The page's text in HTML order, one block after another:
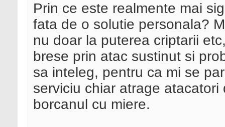
Prin ce este realmente mai
fata de o solutie personala?
nu doar la puterea criptarii
brese prin atac sustinut si
sa inteleg, pentru ca mi se
serviciu chiar atrage
borcanul cu miere.